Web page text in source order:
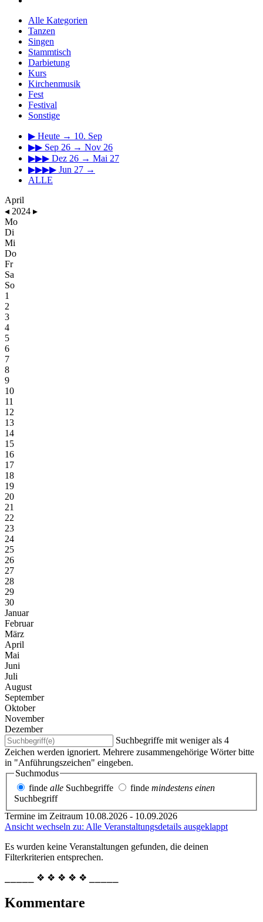
Alle Kategorien
Tanzen
Singen
Stammtisch
Darbietung
Kurs
Kirchenmusik
Fest
Festival
Sonstige
▶ Heute → 10. Sep
▶▶ Sep 26 → Nov 26
▶▶▶ Dez 26 → Mai 27
▶▶▶▶ Jun 27 →
ALLE
April
◂ 2024 ▸
Mo
Di
Mi
Do
Fr
Sa
So
1
2
3
4
5
6
7
8
9
10
11
12
13
14
15
16
17
18
19
20
21
22
23
24
25
26
27
28
29
30
Januar
Februar
März
April
Mai
Juni
Juli
August
September
Oktober
November
Dezember
Suchbegriffe mit weniger als 4
Zeichen werden ignoriert. Mehrere zusammengehörige Wörter bitte
in "Anführungszeichen" eingeben.
Suchmodus
finde alle Suchbegriffe finde mindestens einen
Suchbegriff
Termine im Zeitraum 10.08.2026 - 10.09.2026
Ansicht wechseln zu: Alle Veranstaltungsdetails ausgeklappt
Es wurden keine Veranstaltungen gefunden, die deinen
Filterkriterien entsprechen.
⎯⎯⎯⎯⎯ ❖ ❖ ❖ ❖ ❖ ⎯⎯⎯⎯⎯
Kommentare